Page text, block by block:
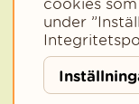
Välj den kategori
cookies
under